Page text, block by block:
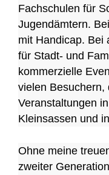
Fachschulen für
Jugendämtern.
mit Handicap. Bei
für Stadt- und
kommerzielle
vielen Besuchern,
Veranstaltungen
Kleinsassen und
Ohne meine
zweiter